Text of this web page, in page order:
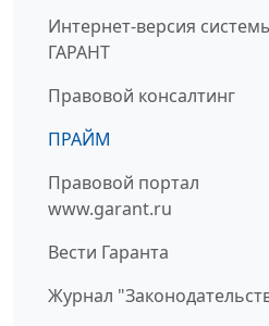
Интернет-версия
ГАРАНТ
Правовой консалтинг
ПРАЙМ
Правовой портал
www.garant.ru
Вести Гаранта
Журнал